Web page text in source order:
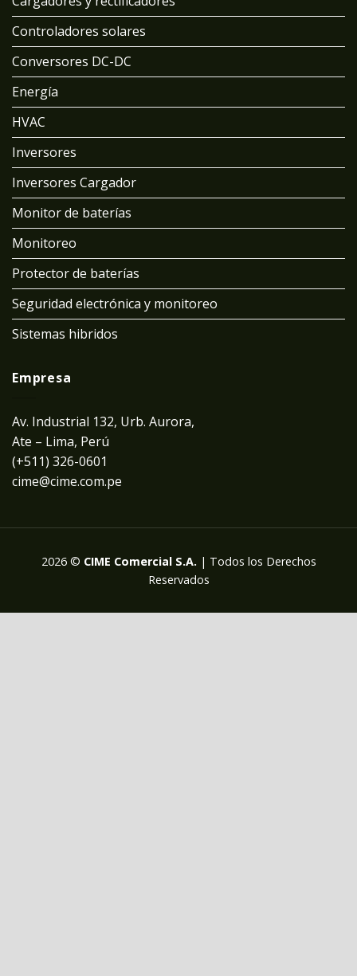
Controladores solares
Conversores DC-DC
Energía
HVAC
Inversores
Inversores Cargador
Monitor de baterías
Monitoreo
Protector de baterías
Seguridad electrónica y monitoreo
Sistemas hibridos
Empresa
Av. Industrial 132, Urb. Aurora,
Ate – Lima, Perú
(+511) 326-0601
cime@cime.com.pe
2026 © CIME Comercial S.A. | Todos los Derechos
Reservados